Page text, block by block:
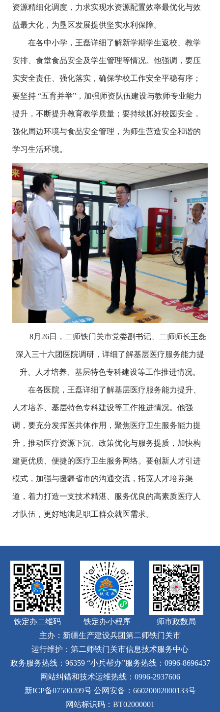
资源精细化调度，力求实现水资源配置效率最优化与效
益最大化，为垦区发展提供坚实水利保障。
在各中小学，王磊详细了解新学期学生返校、教学
安排、食堂食品安全及学生管理等情况。他强调，要压
实安全责任、强化落实，确保学校工作安全平稳有序；
要坚持 “五育并举”，加强师资队伍建设与教师专业能力
提升，不断提升教育教学质量；要持续抓好校园安全，
强化周边环境与食品安全管理，为师生营造安全和谐的
学习生活环境。
8月26日，二师铁门关市党委副书记、二师师长王磊
深入三十六团医院调研，详细了解基层医疗服务能力提
升、人才培养、基层特色专科建设等工作推进情况。
在各医院，王磊详细了解基层医疗服务能力提升、
人才培养、基层特色专科建设等工作推进情况。他强
调，要充分发挥医共体作用，聚焦医疗卫生服务能力提
升，推动医疗资源下沉、政策优化与服务提质，加快构
建更优质、便捷的医疗卫生服务网络。要创新人才引进
模式，加强与援疆省市的沟通交流，拓宽人才培养渠
道，着力打造一支技术精湛、服务优良的高素质医疗人
才队伍，更好地满足职工群众就医需求。
铁定办二维码 铁定办小程序
师市政数局
主办：新疆生产建设兵团第二师铁门关市
运行维护：第二师铁门关市信息技术服务中心
政务服务热线：96359 “小兵帮办”服务热线：0996-8696437
网站纠错和技术运维热线：0996-2937606
新ICP备07500209号 公网安备：66020002000133号
网站标识码：BT02000001